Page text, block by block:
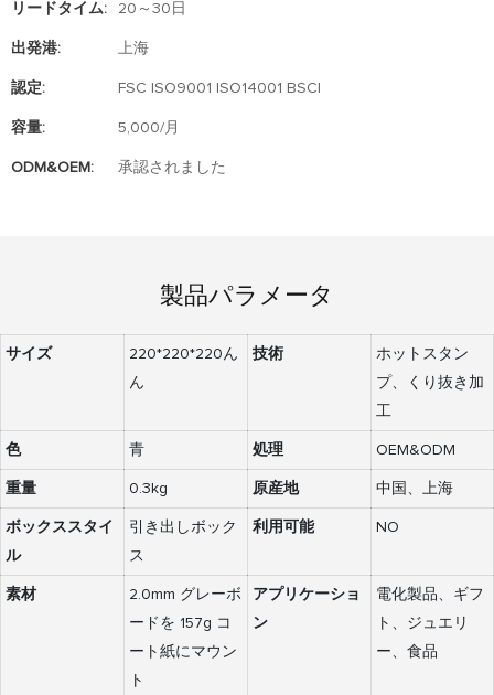
リードタイム: 20～30日
出発港: 上海
認定: FSC ISO9001 ISO14001 BSCI
容量: 5,000/月
ODM&OEM: 承認されました
製品パラメータ
サイズ
220*220*220ん
ん
技術
ホットスタン
プ、くり抜き加
工
色 青 処理 OEM&ODM
重量 0.3kg 原産地 中国、上海
ボックススタイ
ル
引き出しボック
ス
利用可能 NO
素材
2.0mm グレーボ
ードを 157g コ
ート紙にマウン
ト
アプリケーショ
ン
電化製品、ギフ
ト、ジュエリ
ー、食品